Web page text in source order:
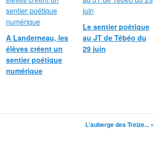
A Landerneau, les
élèves créent un
sentier poétique
numérique
Le sentier poétique
au JT de Tébéo du
29 juin
L'auberge des Treize... »